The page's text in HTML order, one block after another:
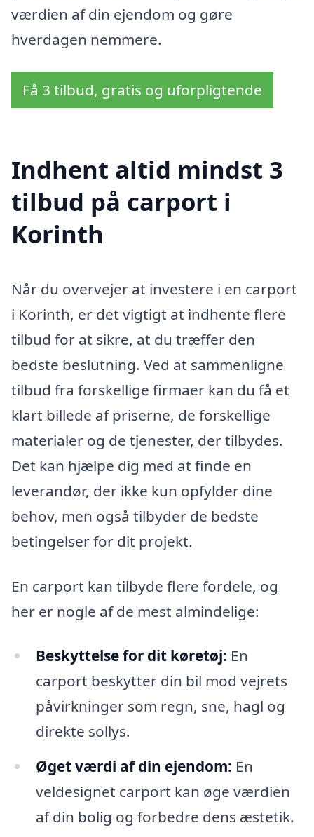
værdien af din ejendom og gøre
hverdagen nemmere.
Få 3 tilbud, gratis og uforpligtende
Indhent altid mindst 3
tilbud på carport i
Korinth
Når du overvejer at investere i en carport
i Korinth, er det vigtigt at indhente flere
tilbud for at sikre, at du træffer den
bedste beslutning. Ved at sammenligne
tilbud fra forskellige firmaer kan du få et
klart billede af priserne, de forskellige
materialer og de tjenester, der tilbydes.
Det kan hjælpe dig med at finde en
leverandør, der ikke kun opfylder dine
behov, men også tilbyder de bedste
betingelser for dit projekt.
En carport kan tilbyde flere fordele, og
her er nogle af de mest almindelige:
Beskyttelse for dit køretøj: En
carport beskytter din bil mod vejrets
påvirkninger som regn, sne, hagl og
direkte sollys.
Øget værdi af din ejendom: En
veldesignet carport kan øge værdien
af din bolig og forbedre dens æstetik.